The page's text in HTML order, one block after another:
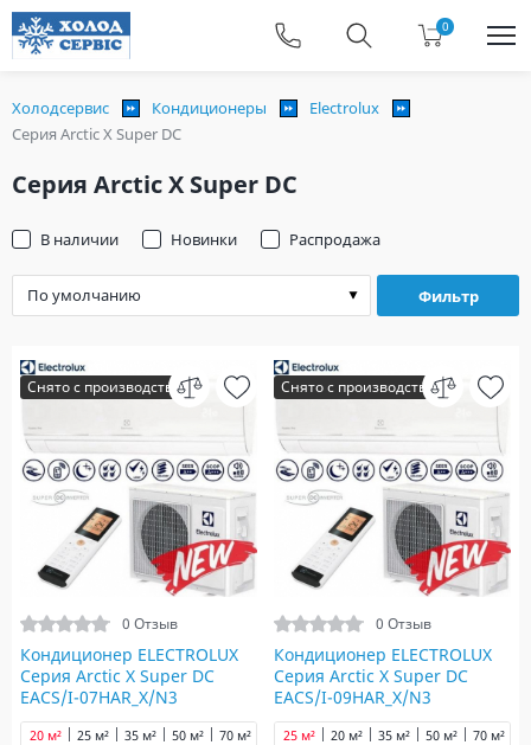
0
Холодсервис Кондиционеры
Electrolux
Серия Arctic X Super DC
Серия Arctic X Super DC
Фильтр
В наличии Новинки Распродажа
Снято с производства
0 Отзыв
Кондиционер ELECTROLUX
Серия Arctic X Super DC
EACS/I-07HAR_X/N3
20 м² 25 м² 35 м² 50 м² 70 м²
Снято с производства
0 Отзыв
Кондиционер ELECTROLUX
Серия Arctic X Super DC
EACS/I-09HAR_X/N3
20 м²
25 м² 35 м² 50 м² 70 м²